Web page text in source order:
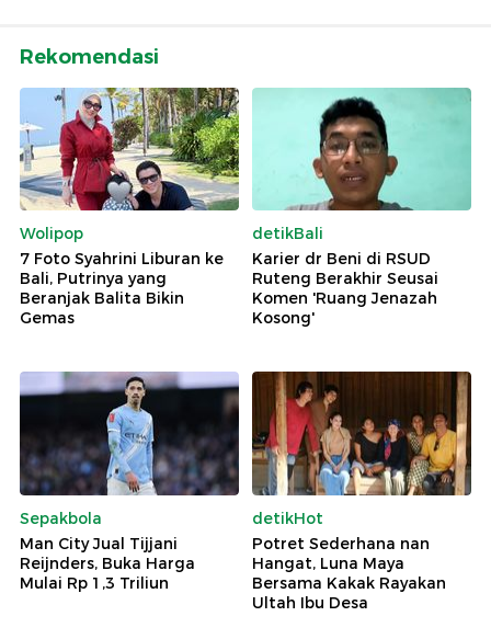
Rekomendasi
Wolipop
7 Foto Syahrini Liburan ke
Bali, Putrinya yang
Beranjak Balita Bikin
Gemas
detikBali
Karier dr Beni di RSUD
Ruteng Berakhir Seusai
Komen 'Ruang Jenazah
Kosong'
Sepakbola
Man City Jual Tijjani
Reijnders, Buka Harga
Mulai Rp 1,3 Triliun
detikHot
Potret Sederhana nan
Hangat, Luna Maya
Bersama Kakak Rayakan
Ultah Ibu Desa